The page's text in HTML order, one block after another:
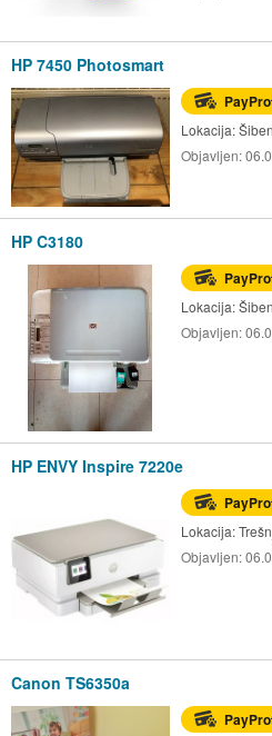
HP 7450 Photosmart
Lokacija:
Objavljen:
HP C3180
Lokacija:
Objavljen:
HP ENVY Inspire 7220e
Lokacija:
Objavljen:
Canon TS6350a